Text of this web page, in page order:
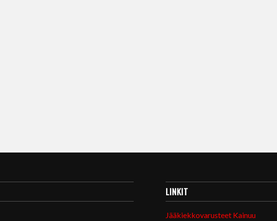
LINKIT
Jääkiekkovarusteet Kainuu